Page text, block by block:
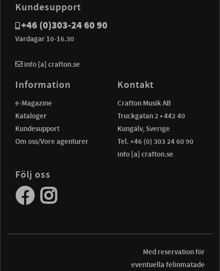
Kundesupport
+46 (0)303-24 60 90
Vardagar 10-16.30
info [a] crafton.se
Information
e-Magazine
Kataloger
Kundesupport
Om oss/Vore agenturer
Kontakt
Crafton Musik AB
Truckgatan 2 • 442 40
Kungälv, Sverige
Tel. +46 (0) 303 24 60 90
info [a] crafton.se
Följ oss
Med reservation för
eventuella felinmatade